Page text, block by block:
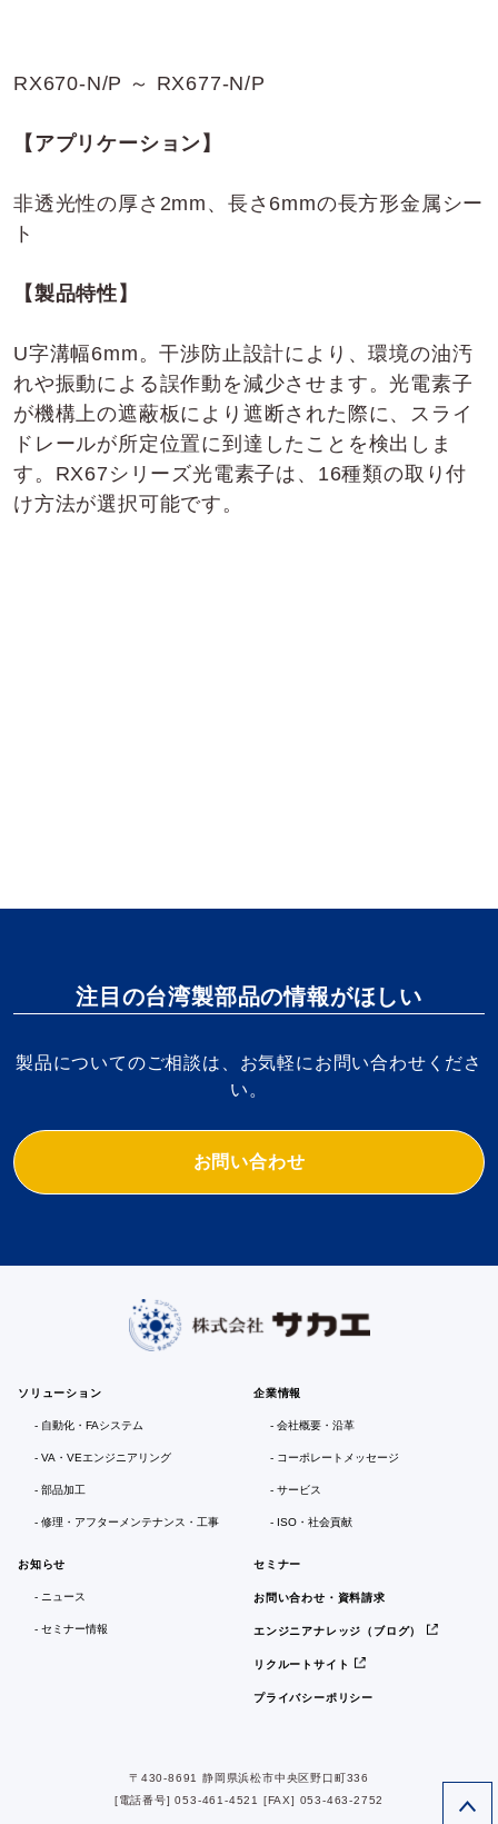
RX670-N/P ～ RX677-N/P
【アプリケーション】
非透光性の厚さ2mm、長さ6mmの長方形金属シー
ト
【製品特性】
U字溝幅6mm。干渉防止設計により、環境の油汚
れや振動による誤作動を減少させます。光電素子
が機構上の遮蔽板により遮断された際に、スライ
ドレールが所定位置に到達したことを検出しま
す。RX67シリーズ光電素子は、16種類の取り付
け方法が選択可能です。
注目の台湾製部品の情報がほしい
製品についてのご相談は、お気軽にお問い合わせくださ
い。
お問い合わせ
ソリューション
自動化・FAシステム
VA・VEエンジニアリング
部品加工
修理・アフターメンテナンス・工事
企業情報
会社概要・沿革
コーポレートメッセージ
サービス
ISO・社会貢献
お知らせ
ニュース
セミナー情報
セミナー
お問い合わせ・資料請求
エンジニアナレッジ（ブログ）
リクルートサイト
プライバシーポリシー
〒430-8691 静岡県浜松市中央区野口町336
[電話番号] 053-461-4521 [FAX] 053-463-2752